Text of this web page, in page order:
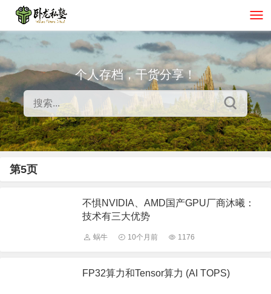
个人存档，干货分享！
第5页
不惧NVIDIA、AMD国产GPU厂商沐曦：
技术有三大优势
蜗牛 10个月前 1176
FP32算力和Tensor算力 (AI TOPS)